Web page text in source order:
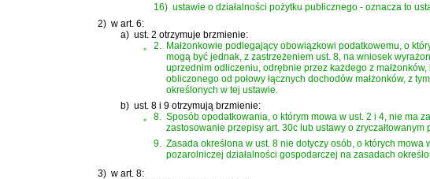
16) ustawie o działalności pożytku publicznego - oznacza to
2) w art. 6:
a) ust. 2 otrzymuje brzmienie:
„
2. Małżonkowie podlegający obowiązkowi podatkowemu, o
mogą być jednak, z zastrzeżeniem ust. 8, na wniosek
uprzednim odliczeniu, odrębnie przez każdego z
obliczonego od połowy łącznych dochodów małżonków, z
określonych w tej ustawie.
b) ust. 8 i 9 otrzymują brzmienie:
„
8. Sposób opodatkowania, o którym mowa w ust. 2 i 4, nie ma
zastosowanie przepisy art. 30c lub ustawy o zryczałtowanym
9. Zasada określona w ust. 8 nie dotyczy osób, o których
pozarolniczej działalności gospodarczej na zasadach
3) w art. 8: